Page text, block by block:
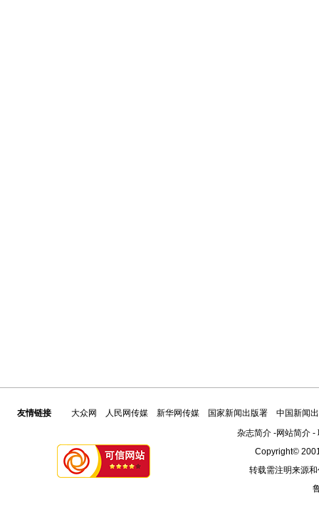
友情链接 大众网 人民网传媒 新华网传媒 国家新闻出版署
中国新闻
杂志简介-网站简介-
Copyright©
转载需注明来源